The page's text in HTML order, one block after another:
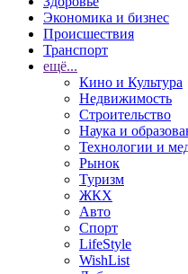
Экономика и бизнес
Происшествия
Транспорт
ещё...
Кино и Культура
Недвижимость
Строительство
Наука и
Технологии и
Рынок
Туризм
ЖКХ
Авто
Спорт
LifeStyle
WishList